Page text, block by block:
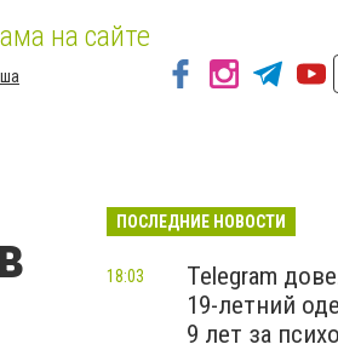
на сайте
ПОСЛЕДНИЕ НОВОСТИ
Telegram
19-летний
9 лет за
18:03